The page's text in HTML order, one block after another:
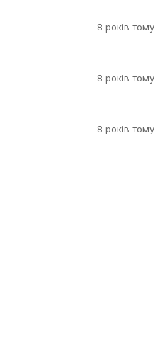
8 років тому
8 років тому
8 років тому